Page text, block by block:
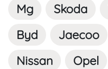
Mg
Skoda
Byd
Jaecoo
Nissan
Opel